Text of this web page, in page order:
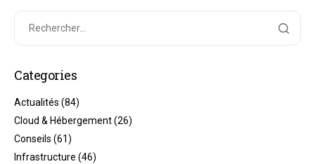
Categories
Actualités (84)
Cloud & Hébergement(26)
Conseils (61)
Infrastructure (46)